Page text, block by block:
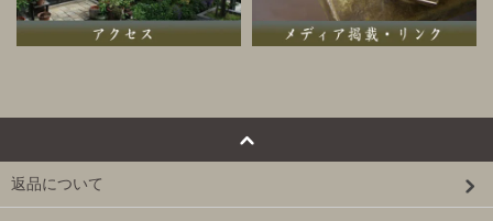
返品について